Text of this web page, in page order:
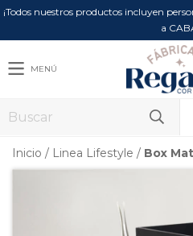
¡Todos nuestros productos incluyen
a
MENÚ
Inicio / Linea Lifestyle / Box